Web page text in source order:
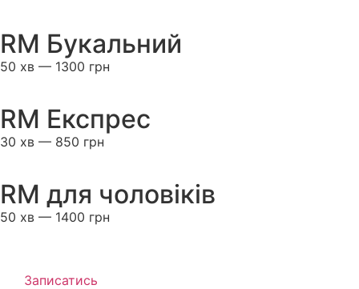
RM Букальний
50 хв — 1300 грн
RM Експрес
30 хв — 850 грн
RM для чоловіків
50 хв — 1400 грн
Записатись